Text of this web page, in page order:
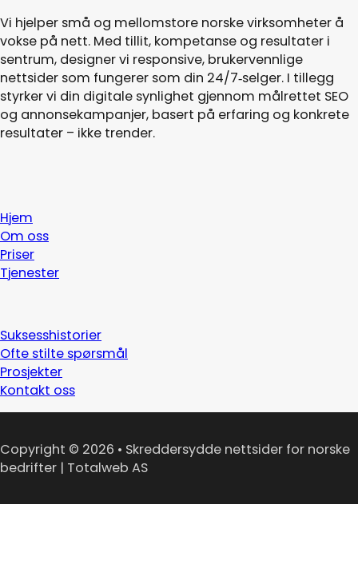
Vi hjelper små og mellomstore norske virksomheter å
vokse på nett. Med tillit, kompetanse og resultater i
sentrum, designer vi responsive, brukervennlige
nettsider som fungerer som din 24/7‑selger. I tillegg
styrker vi din digitale synlighet gjennom målrettet SEO
og annonsekampanjer, basert på erfaring og konkrete
resultater – ikke trender.
Hjem
Om oss
Priser
Tjenester
Suksesshistorier
Ofte stilte spørsmål
Prosjekter
Kontakt oss
Copyright © 2026 • Skreddersydde nettsider for norske
bedrifter | Totalweb AS